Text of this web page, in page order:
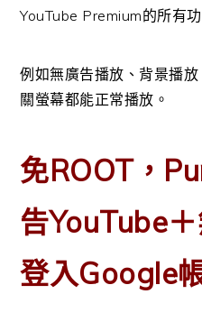
YouTube Premium的所有
例如無廣告播放、背景播
關螢幕都能正常播放。
免ROOT，
告YouTube
登入Google